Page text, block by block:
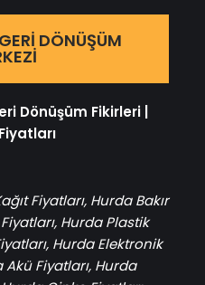
DÖNÜŞÜM
Dönüşüm Fikirleri|
Fiyatları, Hurda Bakır
, Hurda Plastik
, Hurda Elektronik
Akü Fiyatları,Hurda